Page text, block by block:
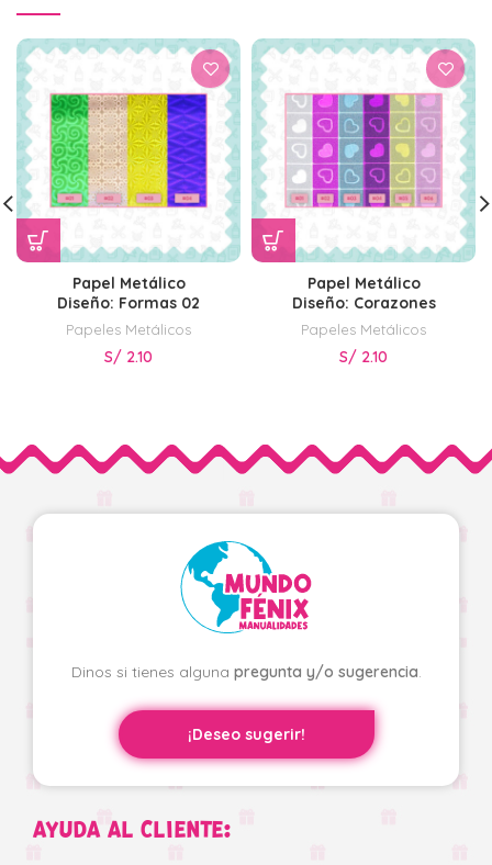
Papel Metálico
Diseño: Formas 02
Papeles Metálicos
S/ 2.10
Papel Metálico
Diseño: Corazones
Papeles Metálicos
S/ 2.10
Dinos si tienes alguna pregunta y/o sugerencia.
¡Deseo sugerir!
AYUDA AL CLIENTE: